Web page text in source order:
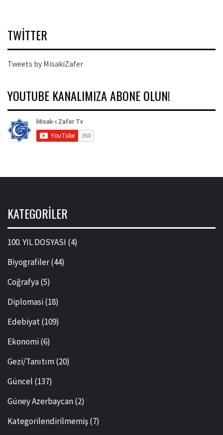
TWITTER
Tweets by MisakiZafer
YOUTUBE KANALIMIZA ABONE OLUN!
KATEGORILER
100. YIL DOSYASI (4)
Biyografiler(44)
Coğrafya(5)
Diplomasi(18)
Edebiyat(109)
Ekonomi(6)
Gezi/Tanıtım(20)
Güncel (137)
Güney Azerbaycan(2)
Kategorilendirilmemiş(7)